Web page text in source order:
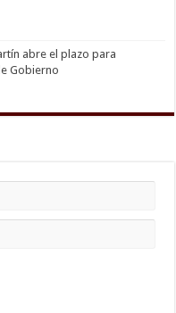
abre el plazo para
Gobierno